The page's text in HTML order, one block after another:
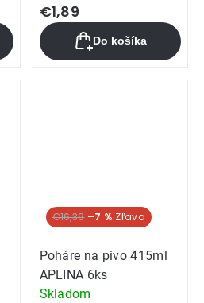
€1,89
Do košíka
€16,39 –7 %
Poháre na pivo 415ml
APLINA 6ks
Skladom